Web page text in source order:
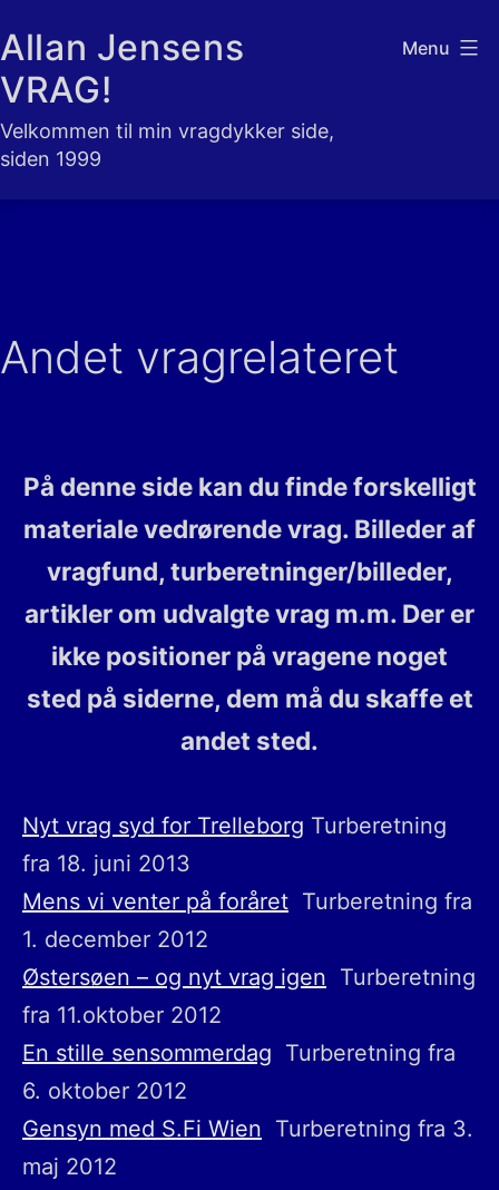
til
indhold
Allan Jensens
VRAG!
Velkommen til min vragdykker side,
siden 1999
Menu
Andet vragrelateret
På denne side kan du finde forskelligt
materiale vedrørende vrag. Billeder af
vragfund, turberetninger/billeder,
artikler om udvalgte vrag m.m. Der er
ikke positioner på vragene noget
sted på siderne, dem må du skaffe et
andet sted.
Nyt vrag syd for Trelleborg Turberetning
fra 18. juni 2013
Mens vi venter på foråret Turberetning fra
1. december 2012
Østersøen – og nyt vrag igen Turberetning
fra 11.oktober 2012
En stille sensommerdag Turberetning fra
6. oktober 2012
Gensyn med S.Fi Wien Turberetning fra 3.
maj 2012